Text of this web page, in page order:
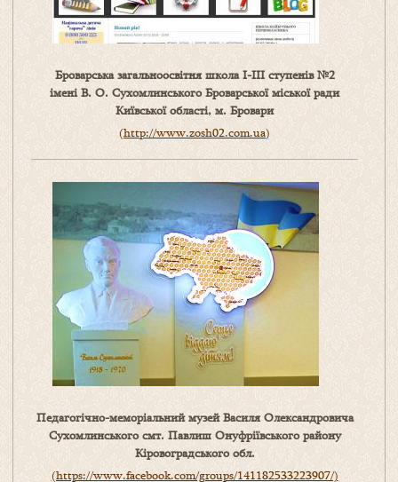
Броварська загальноосвітня школа І-ІІІ ступенів №2
імені В. О. Сухомлинського Броварської міської ради
Київської області, м. Бровари
(http://www.zosh02.com.ua)
Педагогічно-меморіальний музей Василя Олександровича
Сухомлинського смт. Павлиш Онуфріївського району
Кіровоградського обл.
(https://www.facebook.com/groups/141182533223907/)